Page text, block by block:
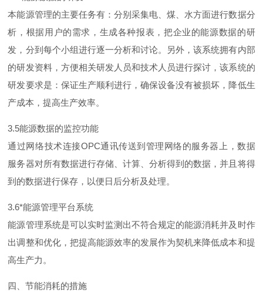
本能源管理的主要任务有：分别采集电、煤、水方面进行数据分
析，根据用户的需求，生成各种报表，把企业的能源数据的研
发，分到每个小组进行逐一分析和讨论。另外，该系统拥有内部
的研发资料，方便相关研发人员和技术人员进行探讨，该系统的
研发要求是：保证生产顺利进行，确保设备没有被损坏，降低生
产成本，提高生产效率。
3.5能源数据的监控功能
通过网络技术连接OPC通讯传送到管理网络的服务器上，数据
服务器对所有数据进行存储、计算、分析得到的数据，并且将得
到的数据进行保存，以便日后分析及处理。
3.6*能源管理平台系统
能源管理系统是可以实时监测出不符合规定的能源消耗并及时作
出调整和优化，把提高能源效率的发展作为契机来降低成本和提
高生产力。
四、节能消耗的措施